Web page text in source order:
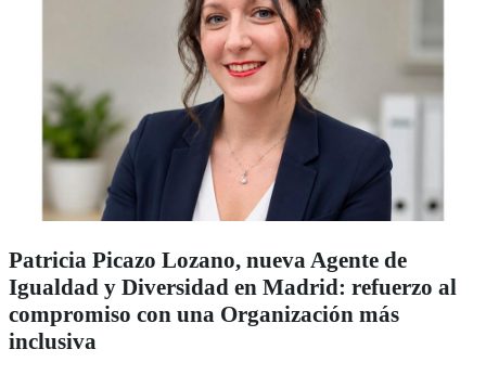
Patricia Picazo Lozano, nueva Agente de
Igualdad y Diversidad en Madrid: refuerzo al
compromiso con una Organización más
inclusiva